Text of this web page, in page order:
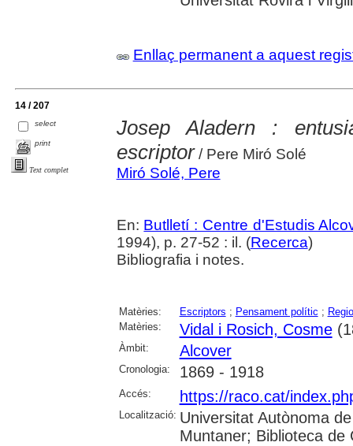
Enllaç permanent a aquest
14 / 207
select
print
Text complet
Josep Aladern :
escriptor/ Pere Miró Solé
Miró Solé, Pere
En: Butlletí : Centre d'Estudis
1994), p. 27-52 : il. (Recerca)
Bibliografia i notes.
Matèries: Escriptors ; Pensament polític ;
Matèries:
Vidal i Rosich, Cosme
Àmbit: Alcover
Cronologia: 1869 - 1918
Accés: https://raco.cat/
Localització: Universitat Autònoma
Muntaner; Biblioteca de